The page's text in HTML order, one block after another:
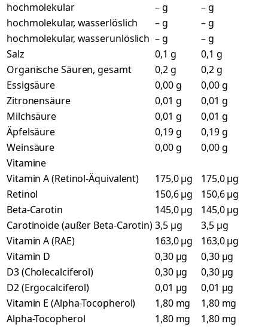
hochmolekular
– g
– g
hochmolekular, wasserlöslich
– g
– g
hochmolekular, wasserunlöslich – g
– g
Salz
0,1 g
0,1 g
Organische Säuren, gesamt
0,2 g
0,2 g
Essigsäure
0,00 g
0,00 g
Zitronensäure
0,01 g
0,01 g
Milchsäure
0,01 g
0,01 g
Äpfelsäure
0,19 g
0,19 g
Weinsäure
0,00 g
0,00 g
Vitamine
Vitamin A (Retinol-Äquivalent)
175,0 µg
175,0 µg
Retinol
150,6 µg
150,6 µg
Beta-Carotin
145,0 µg
145,0 µg
Carotinoide (außer Beta-Carotin)3,5 µg
3,5 µg
Vitamin A (RAE)
163,0 µg
163,0 µg
Vitamin D
0,30 µg
0,30 µg
D3 (Cholecalciferol)
0,30 µg
0,30 µg
D2 (Ergocalciferol)
0,01 µg
0,01 µg
Vitamin E (Alpha-Tocopherol)
1,80 mg
1,80 mg
Alpha-Tocopherol
1,80 mg
1,80 mg